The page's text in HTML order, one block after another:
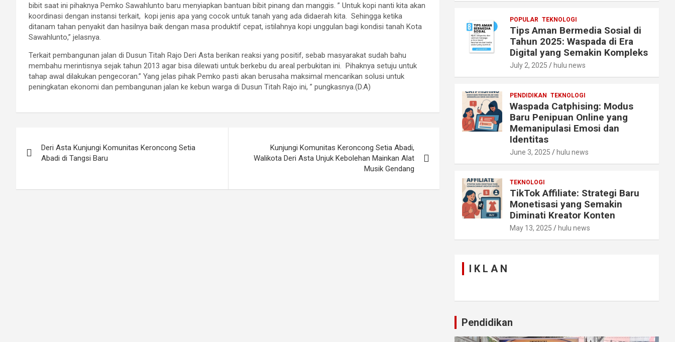
bibit saat ini pihaknya Pemko Sawahlunto baru menyiapkan bantuan bibit pinang dan manggis. ” Untuk kopi nanti kita akan
koordinasi dengan instansi terkait, kopi jenis apa yang cocok untuk tanah yang ada didaerah kita. Sehingga ketika
ditanam tahan penyakit dan hasilnya baik dengan masa produktif cepat, istilahnya kopi unggulan bagi kondisi tanah Kota
Sawahlunto,” jelasnya.
Terkait pembangunan jalan di Dusun Titah Rajo Deri Asta berikan reaksi yang positif, sebab masyarakat sudah bahu
membahu merintisnya sejak tahun 2013 agar bisa dilewati untuk berkebu du areal perbukitan ini. Pihaknya setuju untuk
tahap awal dilakukan pengecoran.” Yang jelas pihak Pemko pasti akan berusaha maksimal mencarikan solusi untuk
peningkatan ekonomi dan pembangunan jalan ke kebun warga di Dusun Titah Rajo ini, ” pungkasnya.(D.A)
navigation
Deri Asta Kunjungi Komunitas Keroncong Setia
Abadi di Tangsi Baru
Kunjungi Komunitas Keroncong Setia Abadi,
Walikota Deri Asta Unjuk Kebolehan Mainkan Alat
Musik Gendang
POPULAR TEKNOLOGI
Tips Aman Bermedia Sosial di
Tahun 2025: Waspada di Era
Digital yang Semakin Kompleks
July 2, 2025 hulu news
PENDIDIKAN TEKNOLOGI
Waspada Catphising: Modus
Baru Penipuan Online yang
Memanipulasi Emosi dan
Identitas
June 3, 2025 hulu news
TEKNOLOGI
TikTok Affiliate: Strategi Baru
Monetisasi yang Semakin
Diminati Kreator Konten
May 13, 2025 hulu news
I K L A N
Pendidikan